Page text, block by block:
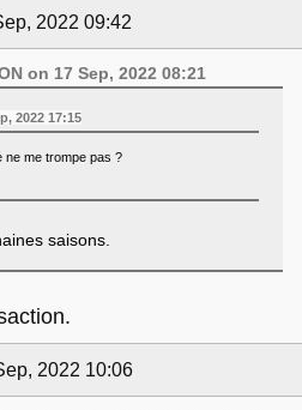
2022 09:42
on 17 Sep, 2022 08:21
2022 17:15
ne me trompe pas ?
saisons.
2022 10:06